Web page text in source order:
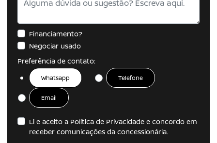
Financiamento?
Negociar usado
Preferência de contato:
Whatsapp Telefone
Email
Li e aceito a Política de Privacidade e concordo em
receber comunicações da concessionária.